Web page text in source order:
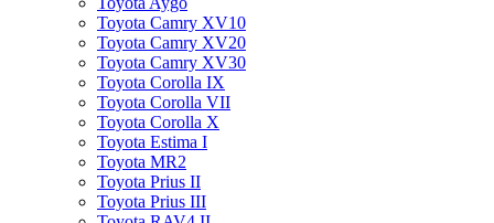
Toyota Camry XV10
Toyota Camry XV20
Toyota Camry XV30
Toyota Corolla IX
Toyota Corolla VII
Toyota Corolla X
Toyota Estima I
Toyota MR2
Toyota Prius II
Toyota Prius III